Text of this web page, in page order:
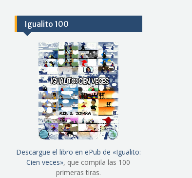
Igualito 100
Descargue el libro en ePub de «Igualito:
Cien veces», que compila las 100
primeras tiras.